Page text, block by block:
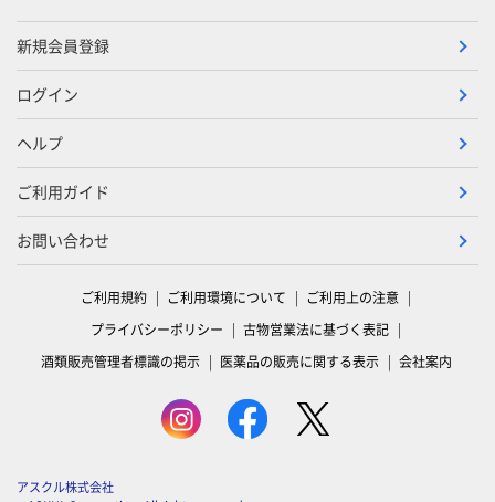
新規会員登録
ログイン
ヘルプ
ご利用ガイド
お問い合わせ
ご利用規約 ご利用環境について
ご利用上の注意
プライバシーポリシー
古物営業法に基づく表記
酒類販売管理者標識の掲示
医薬品の販売に関する表示 会社案内
アスクル株式会社